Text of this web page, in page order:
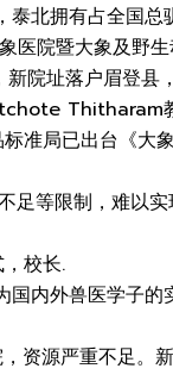
北拥有占全国
医院暨大象及野
址落户眉登县
Thitharam
准局已出台《大
等限制，难以
校长.
外兽医学子的
资源严重不足。